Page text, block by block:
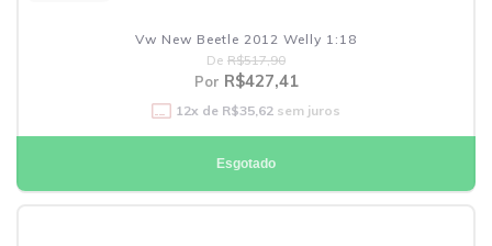
Vw New Beetle 2012 Welly 1:18
De R$517,90
Por R$427,41
12x de R$35,62 sem juros
Esgotado